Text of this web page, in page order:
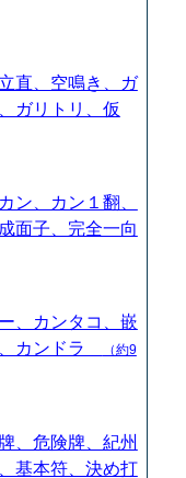
直、空鳴き、ガ
ガリトリ、仮
ン、カン１翻、
面子、完全一向
、カンタコ、嵌
カンドラ
（約9
、危険牌、紀州
基本符、決め打